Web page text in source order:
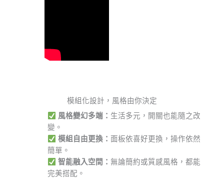
模組化設計，風格由你決定
風格變幻多端： 生活多元，開關也能隨之改
變。
模組自由更換： 面板依喜好更換，操作依然
簡單。
智能融入空間： 無論簡約或質感風格，都能
完美搭配。